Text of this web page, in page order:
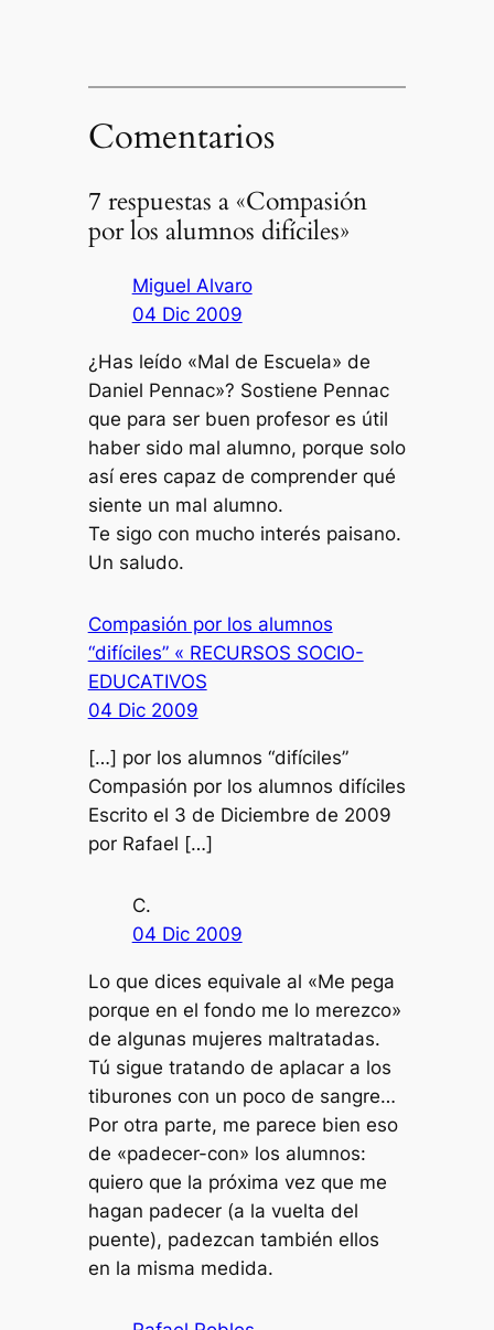
Comentarios
7 respuestas a «Compasión
por los alumnos difíciles»
Miguel Alvaro
04 Dic 2009
¿Has leído «Mal de Escuela» de
Daniel Pennac»? Sostiene Pennac
que para ser buen profesor es útil
haber sido mal alumno, porque solo
así eres capaz de comprender qué
siente un mal alumno.
Te sigo con mucho interés paisano.
Un saludo.
Compasión por los alumnos
“difíciles” « RECURSOS SOCIO-
EDUCATIVOS
04 Dic 2009
[…] por los alumnos “difíciles”
Compasión por los alumnos difíciles
Escrito el 3 de Diciembre de 2009
por Rafael […]
C.
04 Dic 2009
Lo que dices equivale al «Me pega
porque en el fondo me lo merezco»
de algunas mujeres maltratadas.
Tú sigue tratando de aplacar a los
tiburones con un poco de sangre…
Por otra parte, me parece bien eso
de «padecer-con» los alumnos:
quiero que la próxima vez que me
hagan padecer (a la vuelta del
puente), padezcan también ellos
en la misma medida.